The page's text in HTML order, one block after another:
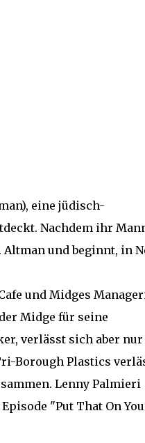
eine jüdisch-
Nachdem ihr
und beginnt, in
und Midges
Midge für seine
verlässt sich aber nur
Borough Plastics
Lenny Palmieri
"Put That On